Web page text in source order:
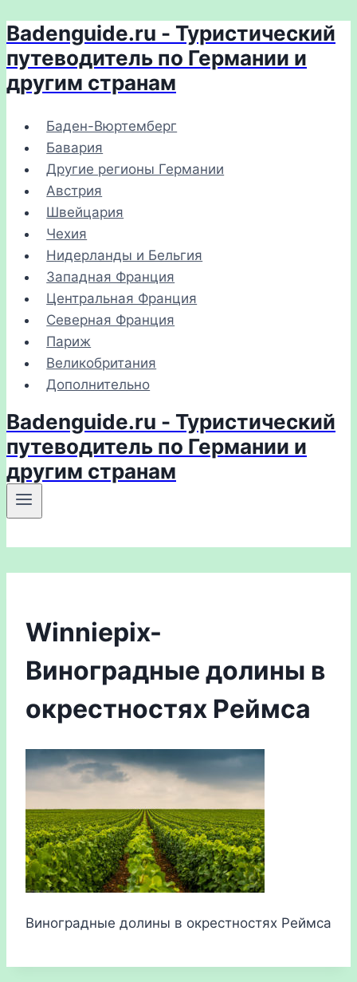
Перейти
к
содержимому
Badenguide.ru - Туристический
путеводитель по Германии и
другим странам
Баден-Вюртемберг
Бавария
Другие регионы Германии
Австрия
Швейцария
Чехия
Нидерланды и Бельгия
Западная Франция
Центральная Франция
Северная Франция
Париж
Великобритания
Дополнительно
Badenguide.ru - Туристический
путеводитель по Германии и
другим странам
Winniepix-
Виноградные долины в
окрестностях Реймса
Виноградные долины в окрестностях Реймса